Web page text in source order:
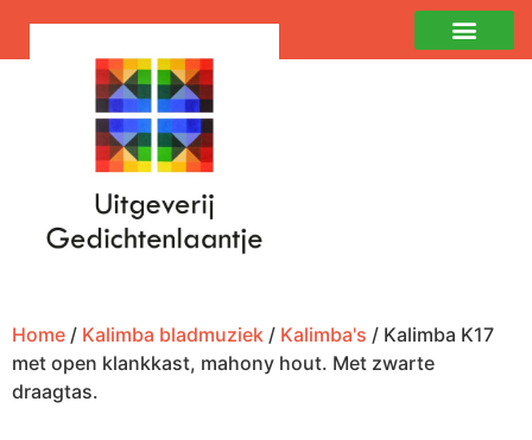
Home / Kalimba bladmuziek / Kalimba's / Kalimba K17
met open klankkast, mahony hout. Met zwarte
draagtas.